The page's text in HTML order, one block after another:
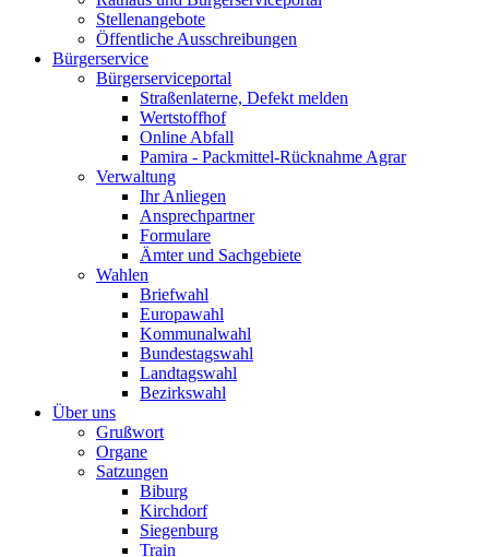
Stellenangebote
Öffentliche Ausschreibungen
Bürgerservice
Bürgerserviceportal
Straßenlaterne, Defekt melden
Wertstoffhof
Online Abfall
Pamira - Packmittel-Rücknahme Agrar
Verwaltung
Ihr Anliegen
Ansprechpartner
Formulare
Ämter und Sachgebiete
Wahlen
Briefwahl
Europawahl
Kommunalwahl
Bundestagswahl
Landtagswahl
Bezirkswahl
Über uns
Grußwort
Organe
Satzungen
Biburg
Kirchdorf
Siegenburg
Train